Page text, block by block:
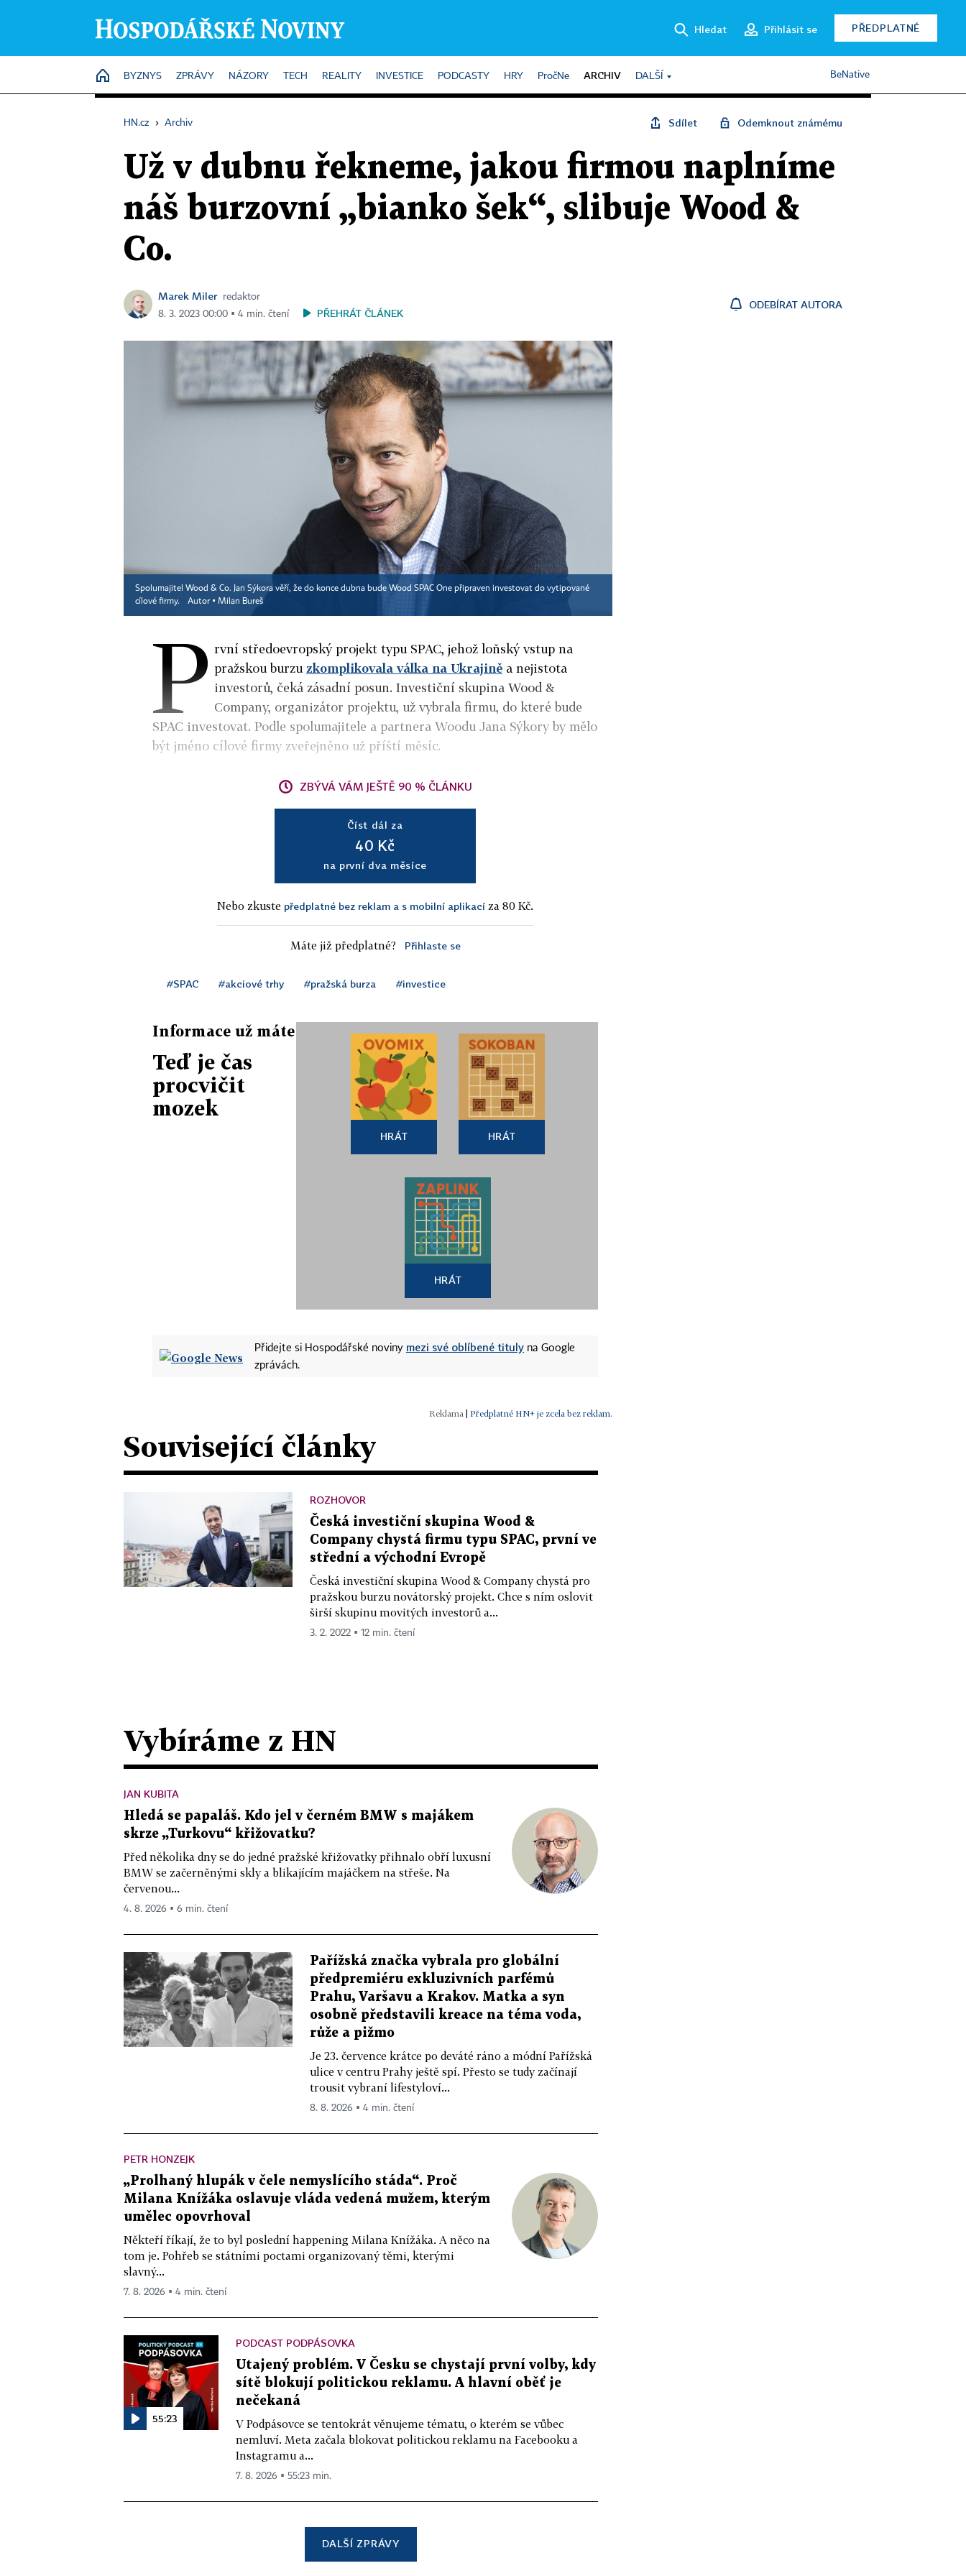
Hledat Přihlásit se PŘEDPLATNÉ
HOME
BYZNYS ZPRÁVY NÁZORY TECH REALITY INVESTICE PODCASTY HRY PročNe ARCHIV DALŠÍ BeNative
HN.cz › Archiv Sdílet Odemknout známému
Už v dubnu řekneme, jakou firmou naplníme
náš burzovní „bianko šek“, slibuje Wood &
Co.
Marek Miler
redaktor
8. 3. 2023 00:00 ▪ 4 min. čtení
PŘEHRÁT ČLÁNEK
ODEBÍRAT AUTORA
Spolumajitel Wood & Co. Jan Sýkora věří, že do konce dubna bude Wood SPAC One připraven investovat do vytipované
cílové firmy.
Autor ▪ Milan Bureš
P rvní středoevropský projekt typu SPAC, jehož loňský vstup na
pražskou burzu zkomplikovala válka na Ukrajině a nejistota
investorů, čeká zásadní posun. Investiční skupina Wood &
Company, organizátor projektu, už vybrala firmu, do které bude
SPAC investovat. Podle spolumajitele a partnera Woodu Jana Sýkory by mělo
být jméno cílové firmy zveřejněno už příští měsíc.
ZBÝVÁ VÁM JEŠTĚ 90 % ČLÁNKU
Číst dál za
40 Kč
na první dva měsíce
Nebo zkuste předplatné bez reklam a s mobilní aplikací za 80 Kč.
Máte již předplatné? Přihlaste se
#SPAC #akciové trhy #pražská burza #investice
Informace už máte
Teď je čas
procvičit
mozek
HRÁT HRÁT
HRÁT
Přidejte si Hospodářské noviny mezi své oblíbené tituly na Google
zprávách.
| Předplatné HN+ je zcela bez reklam.
Související články
ROZHOVOR
Česká investiční skupina Wood &
Company chystá firmu typu SPAC, první ve
střední a východní Evropě
Česká investiční skupina Wood & Company chystá pro
pražskou burzu novátorský projekt. Chce s ním oslovit
širší skupinu movitých investorů a...
3. 2. 2022 ▪ 12 min. čtení
Vybíráme z HN
JAN KUBITA
Hledá se papaláš. Kdo jel v černém BMW s majákem
skrze „Turkovu“ křižovatku?
Před několika dny se do jedné pražské křižovatky přihnalo obří luxusní
BMW se začerněnými skly a blikajícím majáčkem na střeše. Na
červenou...
4. 8. 2026 ▪ 6 min. čtení
Pařížská značka vybrala pro globální
předpremiéru exkluzivních parfémů
Prahu, Varšavu a Krakov. Matka a syn
osobně představili kreace na téma voda,
růže a pižmo
Je 23. července krátce po deváté ráno a módní Pařížská
ulice v centru Prahy ještě spí. Přesto se tudy začínají
trousit vybraní lifestyloví...
8. 8. 2026 ▪ 4 min. čtení
PETR HONZEJK
„Prolhaný hlupák v čele nemyslícího stáda“. Proč
Milana Knížáka oslavuje vláda vedená mužem, kterým
umělec opovrhoval
Někteří říkají, že to byl poslední happening Milana Knížáka. A něco na
tom je. Pohřeb se státními poctami organizovaný těmi, kterými
slavný...
7. 8. 2026 ▪ 4 min. čtení
55:23
PODCAST PODPÁSOVKA
Utajený problém. V Česku se chystají první volby, kdy
sítě blokují politickou reklamu. A hlavní oběť je
nečekaná
V Podpásovce se tentokrát věnujeme tématu, o kterém se vůbec
nemluví. Meta začala blokovat politickou reklamu na Facebooku a
Instagramu a...
7. 8. 2026 ▪ 55:23 min.
DALŠÍ ZPRÁVY